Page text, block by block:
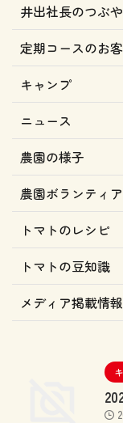
井出社長のつぶ
定期コースのお
キャンプ
ニュース
農園の様子
農園ボランティア
トマトのレシピ
トマトの豆知識
メディア掲載情報